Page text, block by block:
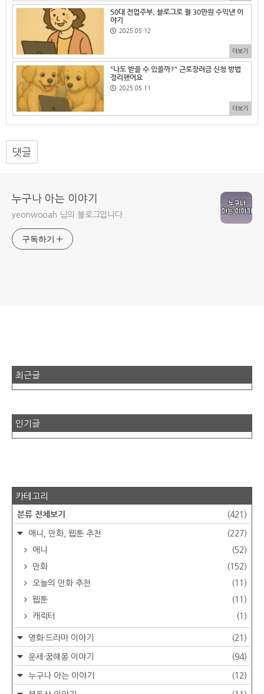
50대 전업주부, 블로그로 월 30만원 수익낸 이
야기
2025.05.12
더보기
"나도 받을 수 있을까?" 근로장려금 신청 방법
정리했어요
2025.05.11
더보기
댓글
누구나 아는 이야기
yeonwooah 님의 블로그입니다.
구독하기
최근글
인기글
카테고리
분류 전체보기 (421)
애니, 만화, 웹툰 추천
(227)
애니
(52)
만화
(152)
오늘의 만화 추천
(11)
웹툰
(11)
캐릭터
(1)
영화·드라마 이야기 (21)
운세·꿈해몽 이야기 (94)
누구나 아는 이야기 (12)